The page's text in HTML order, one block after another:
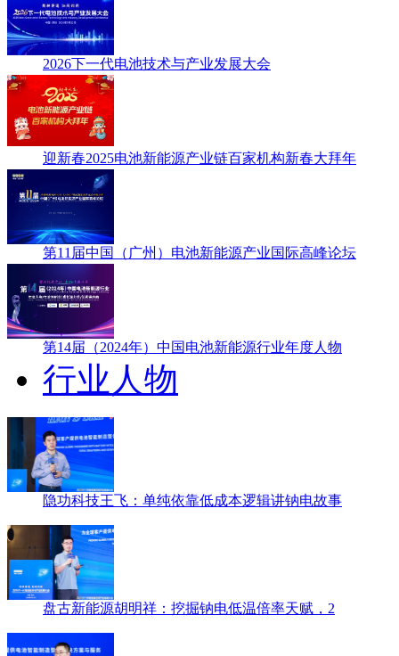
2026下一代电池技术与产业发展大会
迎新春2025电池新能源产业链百家机构新春大拜年
第11届中国（广州）电池新能源产业国际高峰论坛
第14届（2024年）中国电池新能源行业年度人物
行业人物
隐功科技王飞：单纯依靠低成本逻辑讲钠电故事
盘古新能源胡明祥：挖掘钠电低温倍率天赋，2